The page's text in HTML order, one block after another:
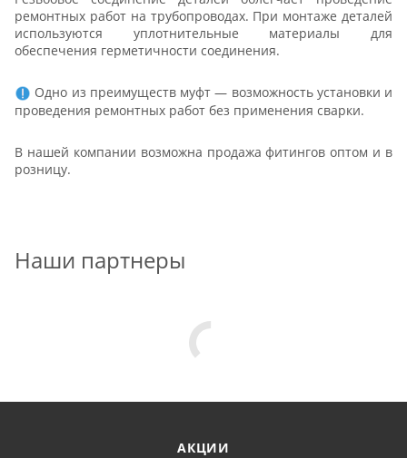
ремонтных работ на трубопроводах. При монтаже деталей
используются уплотнительные материалы для
обеспечения герметичности соединения.
Одно из преимуществ муфт — возможность установки и
проведения ремонтных работ без применения сварки.
В нашей компании возможна продажа фитингов оптом и в
розницу.
Наши партнеры
АКЦИИ